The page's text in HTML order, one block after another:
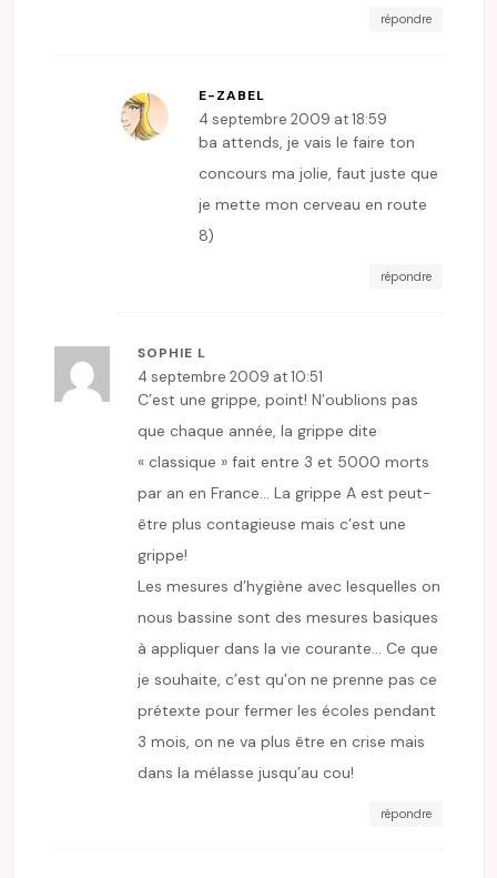
répondre
E-ZABEL
4 septembre 2009 at 18:59
ba attends, je vais le faire ton
concours ma jolie, faut juste que
je mette mon cerveau en route
8)
répondre
SOPHIE L
4 septembre 2009 at 10:51
C’est une grippe, point! N’oublions pas
que chaque année, la grippe dite
« classique » fait entre 3 et 5000 morts
par an en France… La grippe A est peut-
être plus contagieuse mais c’est une
grippe!
Les mesures d’hygiène avec lesquelles on
nous bassine sont des mesures basiques
à appliquer dans la vie courante… Ce que
je souhaite, c’est qu’on ne prenne pas ce
prétexte pour fermer les écoles pendant
3 mois, on ne va plus être en crise mais
dans la mélasse jusqu’au cou!
répondre